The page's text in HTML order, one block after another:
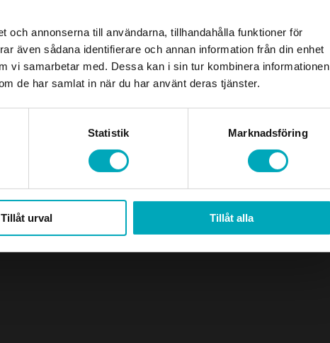
och annonserna till användarna, tillhandahålla funktioner för
även sådana identifierare och annan information från din enhet
vi samarbetar med. Dessa kan i sin tur kombinera informationen
de har samlat in när du har använt deras tjänster.
Statistik Marknadsföring
Tillåt urval Tillåt alla
byBuildahome Digital